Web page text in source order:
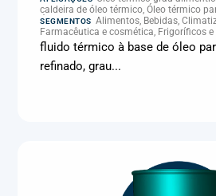
caldeira de óleo térmico, Óleo térmico
Óleo térmico para transferência de calor,
SEGMENTOS Alimentos, Bebidas,
Farmacêutica e cosmética, Frigoríficos
Panificação, Química e petroquímica,
refrigeração comercial
fluido térmico à base de óleo
refinado, grau...